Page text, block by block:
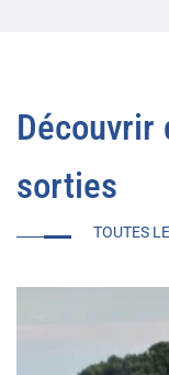
Découvrir
sorties
TOUTES